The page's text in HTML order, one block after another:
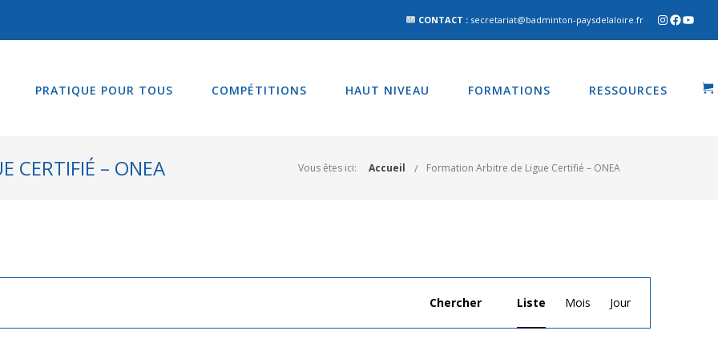
CONTACT : secretariat@badminton-paysdelaloire.fr
PRATIQUE POUR TOUS COMPÉTITIONS HAUT NIVEAU FORMATIONS RESSOURCES
CERTIFIÉ – ONEA Vous êtes ici: Accueil Formation Arbitre de Ligue Certifié – ONEA
Chercher
de
vues
Liste Mois Jour